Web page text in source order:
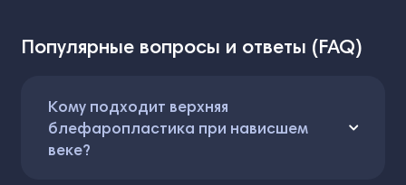
Популярные вопросы и ответы (FAQ)
Кому подходит верхняя
блефаропластика при нависшем
веке?